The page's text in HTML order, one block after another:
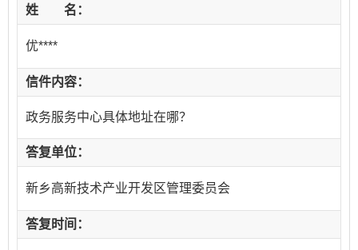
姓 名：
优****
信件内容：
政务服务中心具体地址在哪？
答复单位：
新乡高新技术产业开发区管理委员会
答复时间：